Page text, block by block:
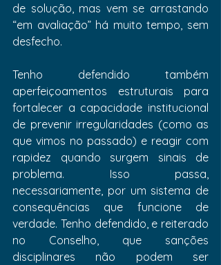
de solução, mas vem se arrastando
“em avaliação” há muito tempo, sem
desfecho.
Tenho defendido também
aperfeiçoamentos estruturais para
fortalecer a capacidade institucional
de prevenir irregularidades (como as
que vimos no passado) e reagir com
rapidez quando surgem sinais de
problema. Isso passa,
necessariamente, por um sistema de
consequências que funcione de
verdade. Tenho defendido, e reiterado
no Conselho, que sanções
disciplinares não podem ser